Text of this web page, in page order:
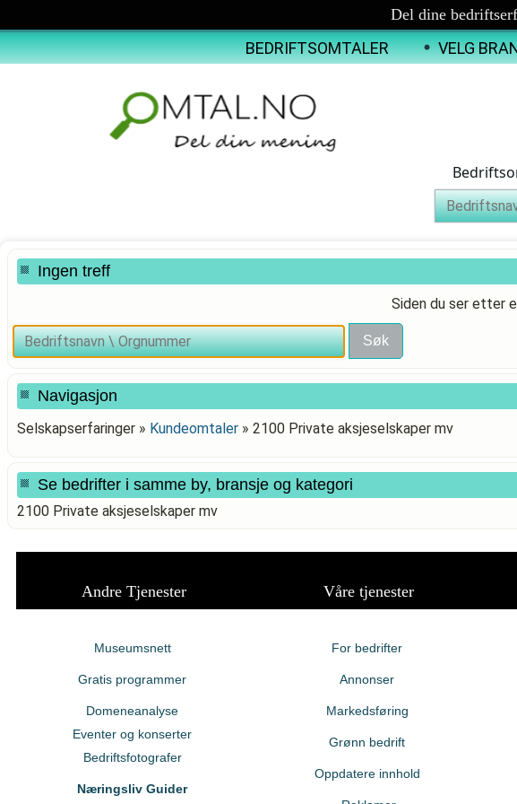
Del dine
BEDRIFTSOMTALER VELG
Ingen treff
Siden du ser etter
Navigasjon
Selskapserfaringer » Kundeomtaler » 2100 Private aksjeselskaper mv
Se bedrifter i samme by, bransje og kategori
2100 Private aksjeselskaper mv
Andre Tjenester Våre tjenester
Museumsnett
Gratis programmer
Domeneanalyse
Eventer og konserter
Bedriftsfotografer
Næringsliv Guider
For bedrifter
Annonser
Markedsføring
Grønn bedrift
Oppdatere innhold